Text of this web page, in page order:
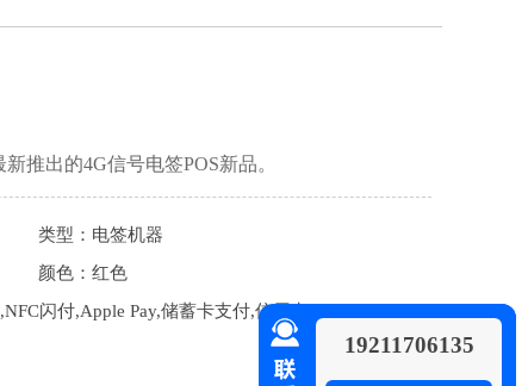
推出的4G信号电签POS新品。
类型：电签机器
颜色：红色
闪付,Apple Pay,储蓄卡支付,信用卡,二
19211706135